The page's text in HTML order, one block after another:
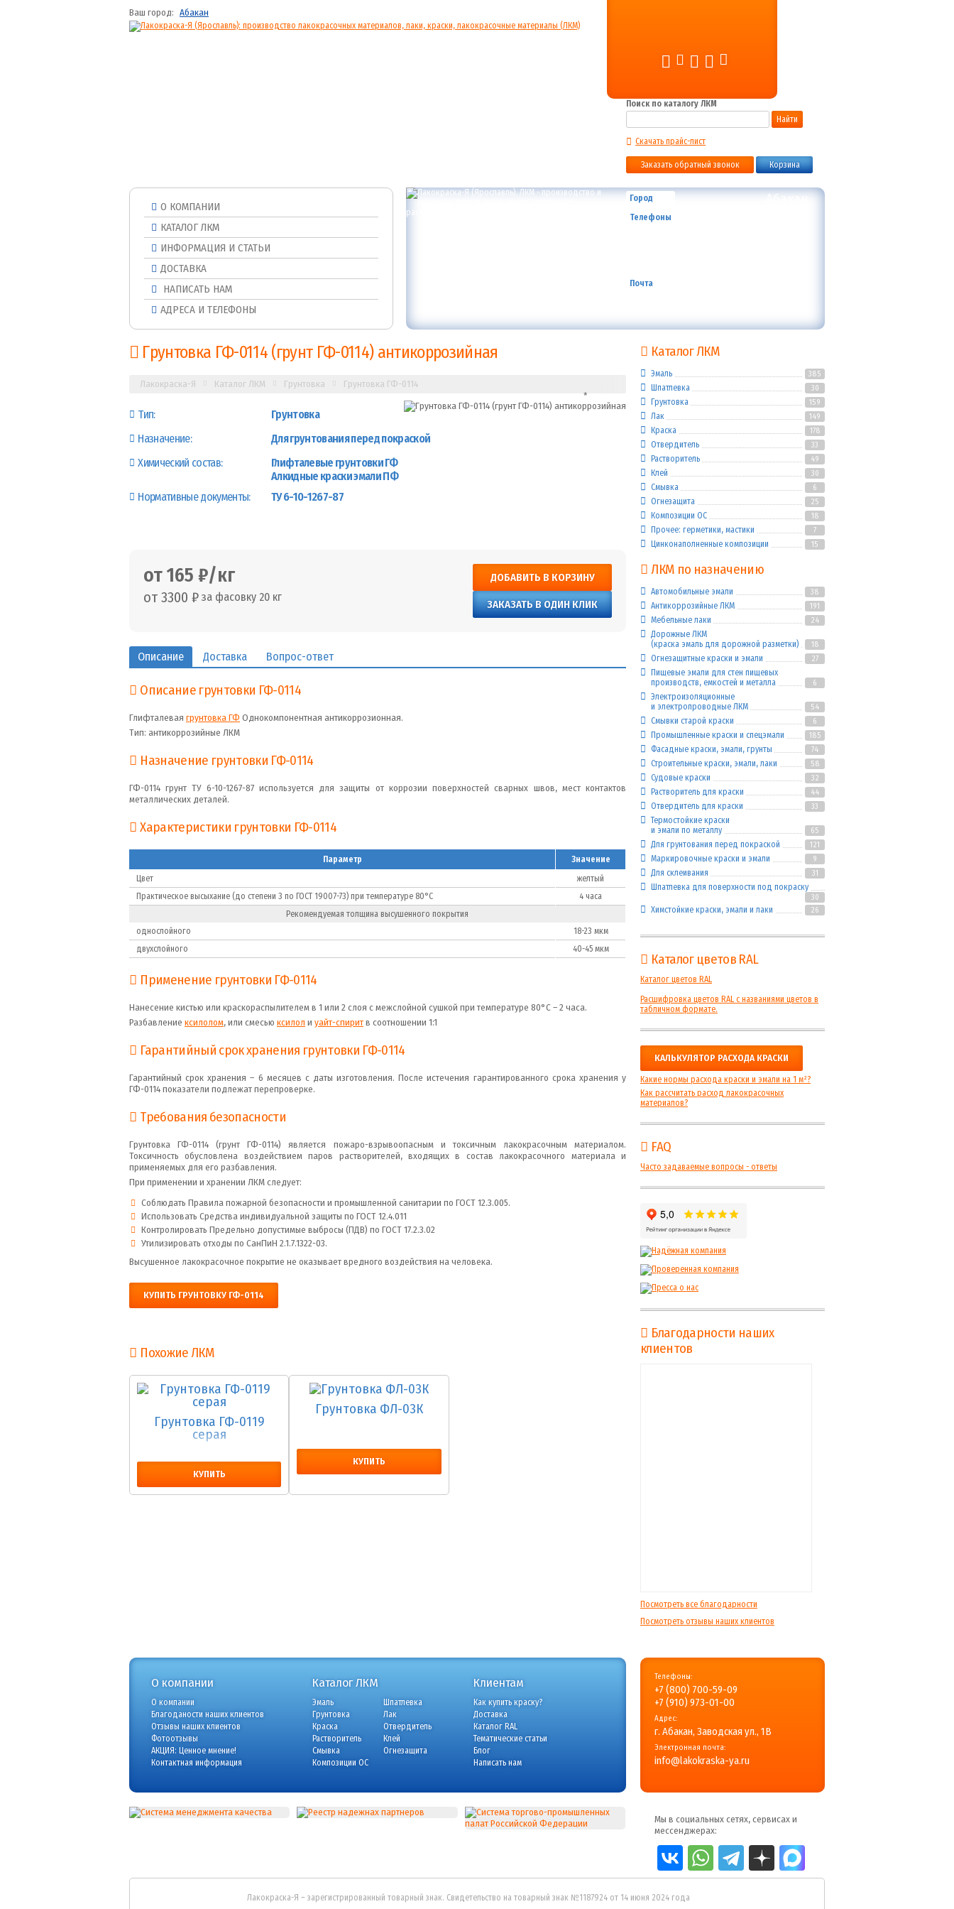
Ваш город: Абакан
Поиск по каталогу ЛКМ
Найти
Скачать прайс-лист
Заказать обратный звонок Корзина
О КОМПАНИИ
КАТАЛОГ ЛКМ
ИНФОРМАЦИЯ И СТАТЬИ
ДОСТАВКА
НАПИСАТЬ НАМ
АДРЕСА И ТЕЛЕФОНЫ
Город Абакан
Телефоны
Почта
Грунтовка ГФ-0114 (грунт ГФ-0114) антикоррозийная
Лакокраска-Я Каталог ЛКМ Грунтовка Грунтовка ГФ-0114
Тип:
Грунтовка
Назначение:
Для грунтования перед покраской
Химический состав:
Глифталевые грунтовки ГФ
Алкидные краски эмали ПФ
Нормативные документы:
ТУ 6-10-1267-87
от 165 ₽/кг
от 3300 ₽ за фасовку 20 кг
ДОБАВИТЬ В КОРЗИНУ
ЗАКАЗАТЬ В ОДИН КЛИК
Описание Доставка Вопрос-ответ
Описание грунтовки ГФ-0114
Глифталевая грунтовка ГФ Однокомпонентная антикоррозионная.
Тип: антикоррозийные ЛКМ
Назначение грунтовки ГФ-0114
ГФ-0114 грунт ТУ 6-10-1267-87 используется для защиты от коррозии поверхностей сварных швов, мест контактов
металлических деталей.
Характеристики грунтовки ГФ-0114
Параметр
Значение
Цвет
желтый
Практическое высыхание (до степени 3 по ГОСТ 19007-73) при температуре 80°С
4 часа
Рекомендуемая толщина высушенного покрытия
однослойного
18-23 мкм
двухслойного
40-45 мкм
Применение грунтовки ГФ-0114
Нанесение кистью или краскораспылителем в 1 или 2 слоя с межслойной сушкой при температуре 80°С – 2 часа.
Разбавление ксилолом, или смесью ксилол и уайт-спиритв соотношении 1:1
Гарантийный срок хранения грунтовки ГФ-0114
Гарантийный срок хранения – 6 месяцев с даты изготовления. После истечения гарантированного срока хранения у
ГФ-0114 показатели подлежат перепроверке.
Требования безопасности
Грунтовка ГФ-0114 (грунт ГФ-0114) является пожаро-взрывоопасным и токсичным лакокрасочным материалом.
Токсичность обусловлена воздействием паров растворителей, входящих в состав лакокрасочного материала и
применяемых для его разбавления.
При применении и хранении ЛКМ следует:
Соблюдать Правила пожарной безопасности и промышленной санитарии по ГОСТ 12.3.005.
Использовать Средства индивидуальной защиты по ГОСТ 12.4.011
Контролировать Предельно допустимые выбросы (ПДВ) по ГОСТ 17.2.3.02
Утилизировать отходы по СанПиН 2.1.7.1322-03.
Высушенное лакокрасочное покрытие не оказывает вредного воздействия на человека.
КУПИТЬ ГРУНТОВКУ ГФ-0114
Похожие ЛКМ
Грунтовка ГФ-0119
серая
КУПИТЬ
Грунтовка ФЛ-03К
КУПИТЬ
Каталог ЛКМ
Эмаль 385
Шпатлевка 30
Грунтовка 159
Лак 149
Краска 178
Отвердитель 33
Растворитель 49
Клей 30
Смывка 6
Огнезащита 25
Композиции ОС 18
Прочее: герметики, мастики 7
Цинконаполненные композиции 15
ЛКМ по назначению
Автомобильные эмали 38
Антикоррозийные ЛКМ 191
Мебельные лаки 24
Дорожные ЛКМ
(краска эмаль для дорожной разметки)
18
Огнезащитные краски и эмали 27
Пищевые эмали для стен пищевых
производств, емкостей и металла
6
Электроизоляционные
и электропроводные ЛКМ
54
Смывки старой краски 6
Промышленные краски и спецэмали 185
Фасадные краски, эмали, грунты 74
Строительные краски, эмали, лаки 58
Судовые краски 32
Растворитель для краски 44
Отвердитель для краски 33
Термостойкие краски
и эмали по металлу
65
Для грунтования перед покраской 121
Маркировочные краски и эмали 9
Для склеивания 31
Шпатлевка для поверхности под покраску
30
Химстойкие краски, эмали и лаки 26
Каталог цветов RAL
Каталог цветов RAL
Расшифровка цветов RAL с названиями цветов в
табличном формате.
КАЛЬКУЛЯТОР РАСХОДА КРАСКИ
Какие нормы расхода краски и эмали на 1 м²?
Как рассчитать расход лакокрасочных
материалов?
FAQ
Часто задаваемые вопросы - ответы
Благодарности наших
клиентов
Посмотреть все благодарности
Посмотреть отзывы наших клиентов
О компании
О компании
Благоданости наших клиентов
Отзывы наших клиентов
Фотоотзывы
АКЦИЯ: Ценное мнение!
Контактная информация
Каталог ЛКМ
Эмаль
Шпатлевка
Грунтовка
Лак
Краска
Отвердитель
Растворитель
Клей
Смывка
Огнезащита
Композиции ОС
Клиентам
Как купить краску?
Доставка
Каталог RAL
Тематические статьи
Блог
Написать нам
Телефоны:
+7 (800) 700-59-09
+7 (910) 973-01-00
Адрес:
г. Абакан, Заводская ул., 1В
Электронная почта:
info@lakokraska-ya.ru
Мы в социальных сетях, сервисах и
мессенджерах:
Лакокраска-Я – зарегистрированный товарный знак. Свидетельство на товарный знак №1187924 от 14 июня 2024 года